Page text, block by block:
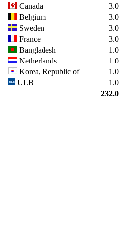
Canada
3.0
Belgium
3.0
Sweden
3.0
France
3.0
Bangladesh
1.0
Netherlands
1.0
Korea, Republic of
1.0
ULB
1.0
232.0